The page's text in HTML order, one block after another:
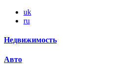
uk
ru
Недвижимость
Авто